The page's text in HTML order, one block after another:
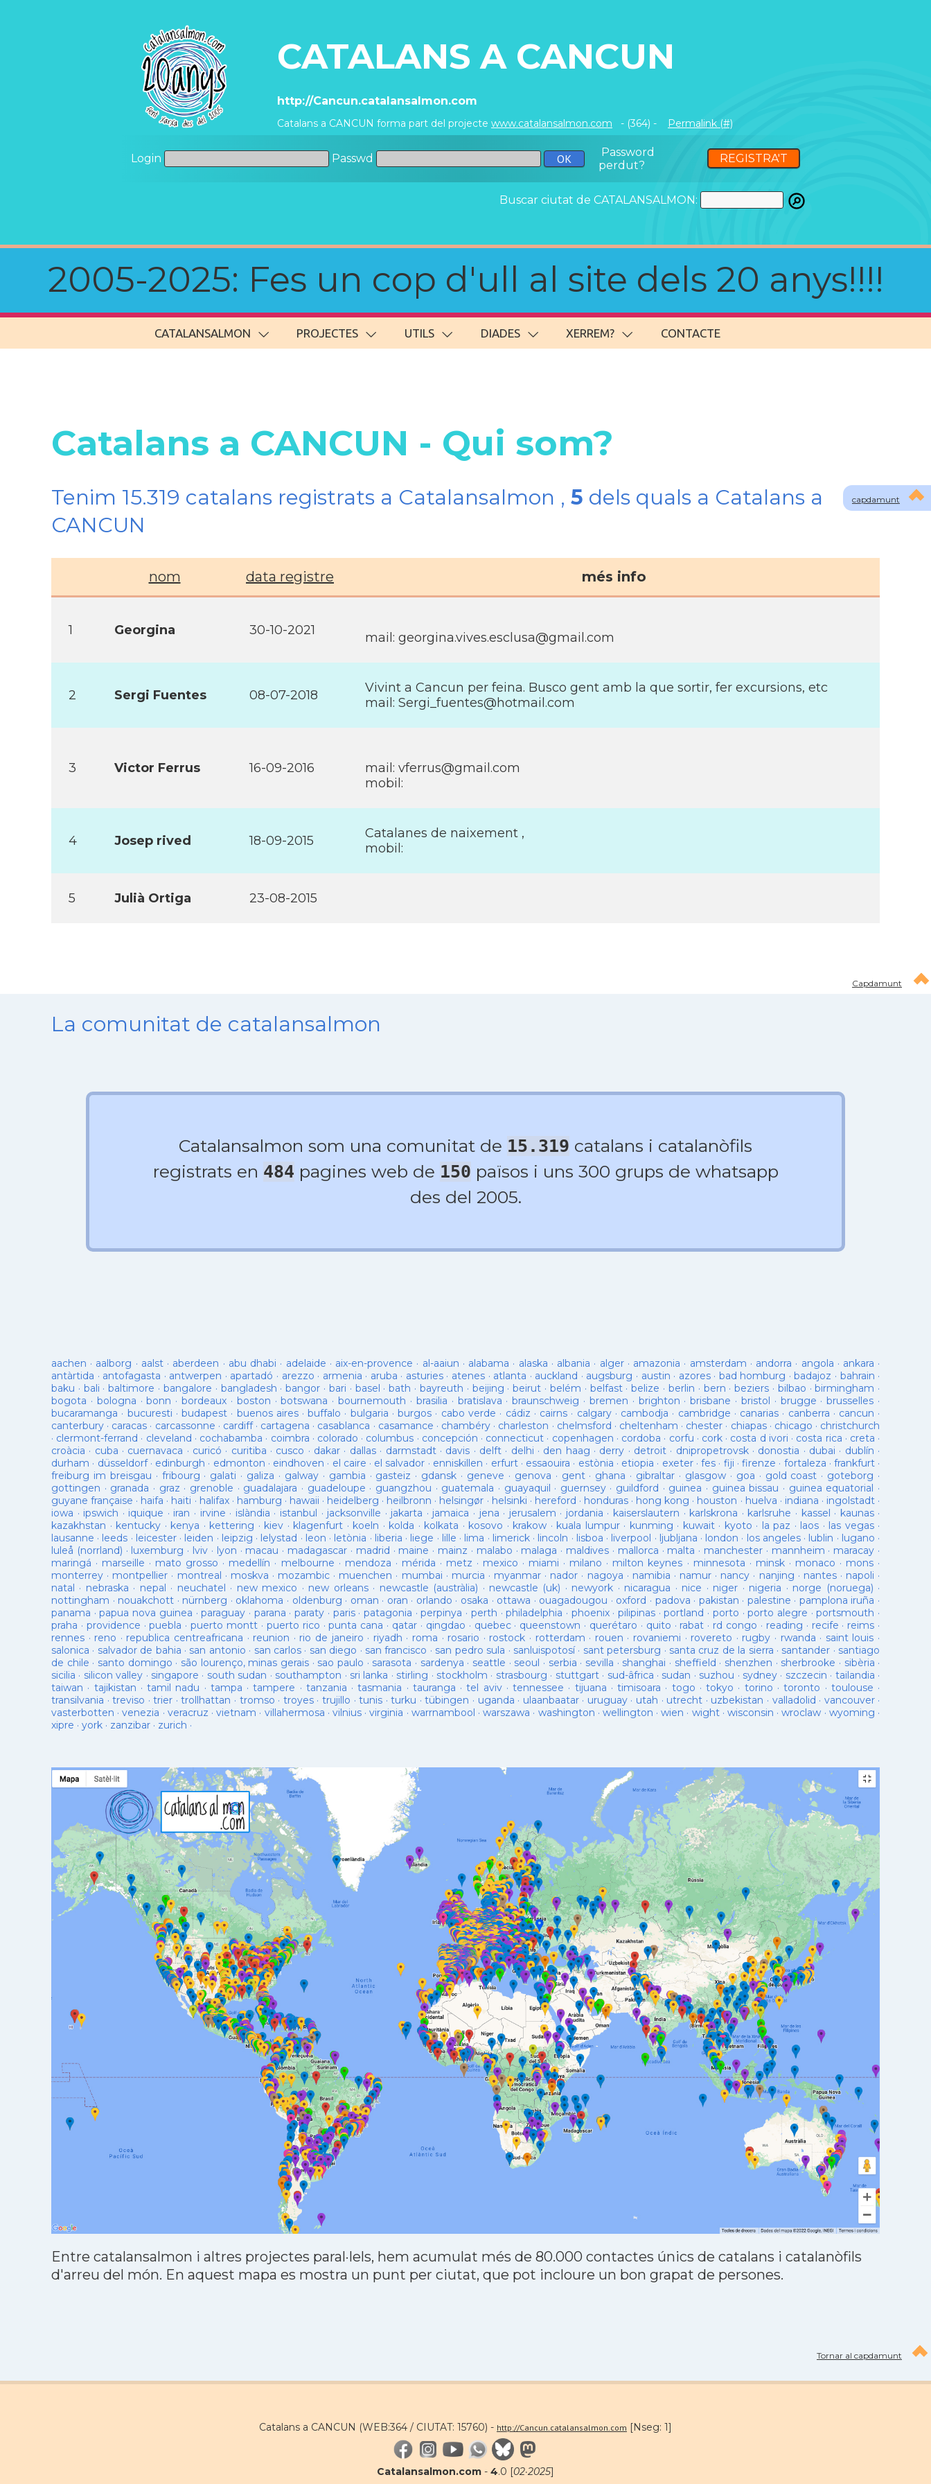
CATALANS A CANCUN
http://Cancun.catalansalmon.com
Catalans a CANCUN forma part del projecte www.catalansalmon.com - (364) - Permalink (#)
Login Passwd
Password
perdut?
REGISTRA'T
Buscar ciutat de CATALANSALMON:
2005-2025: Fes un cop d'ull al site dels 20 anys!!!!
CATALANSALMON PROJECTES UTILS DIADES XERREM? CONTACTE
capdamunt
Catalans a CANCUN - Qui som?
Tenim 15.319 catalans registrats a Catalansalmon , 5 dels quals a Catalans a
CANCUN
nom data registre més info
1 Georgina 30-10-2021 mail: georgina.vives.esclusa@gmail.com
2 Sergi Fuentes 08-07-2018
Vivint a Cancun per feina. Busco gent amb la que sortir, fer excursions, etc
mail: Sergi_fuentes@hotmail.com
3 Victor Ferrus 16-09-2016
mail: vferrus@gmail.com
mobil:
4 Josep rived 18-09-2015
Catalanes de naixement ,
mobil:
5 Julià Ortiga 23-08-2015
Capdamunt
La comunitat de catalansalmon
Catalansalmon som una comunitat de 15.319 catalans i catalanòfils
registrats en 484 pagines web de 150 països i uns 300 grups de whatsapp
des del 2005.
aachen · aalborg · aalst· aberdeen · abu dhabi · adelaide · aix-en-provence · al-aaiun · alabama · alaska · albania · alger· amazonia · amsterdam · andorra · angola · ankara ·
antàrtida · antofagasta · antwerpen · apartadó · arezzo · armenia · aruba · asturies· atenes · atlanta · auckland · augsburg · austin · azores· bad homburg ·badajoz · bahrain ·
baku · bali ·baltimore · bangalore · bangladesh ·bangor · bari · basel ·bath · bayreuth · beijing ·beirut · belém · belfast·belize · berlin · bern ·beziers · bilbao ·birmingham ·
bogota · bologna ·bonn ·bordeaux · boston ·botswana ·bournemouth · brasilia · bratislava ·braunschweig · bremen · brighton ·brisbane · bristol · brugge ·brusselles ·
bucaramanga · bucuresti · budapest · buenos aires·buffalo · bulgaria ·burgos · cabo verde · cádiz · cairns · calgary· cambodja · cambridge · canarias · canberra · cancun ·
canterbury · caracas · carcassonne · cardiff· cartagena · casablanca · casamance · chambéry · charleston · chelmsford · cheltenham · chester · chiapas· chicago · christchurch
· clermont-ferrand · cleveland · cochabamba · coimbra · colorado · columbus · concepción · connecticut · copenhagen · cordoba · corfu · cork · costa d ivori · costa rica · creta ·
croàcia · cuba · cuernavaca · curicó · curitiba · cusco · dakar · dallas· darmstadt· davis · delft· delhi · den haag · derry · detroit· dnipropetrovsk· donostia · dubai · dublín ·
durham · düsseldorf· edinburgh · edmonton · eindhoven · el caire · el salvador · enniskillen · erfurt· essaouira · estònia · etiopia · exeter· fes · fiji · firenze · fortaleza · frankfurt ·
freiburg im breisgau · fribourg · galati · galiza · galway· gambia · gasteiz · gdansk · geneve · genova · gent· ghana · gibraltar · glasgow· goa · gold coast · goteborg ·
gottingen · granada · graz · grenoble · guadalajara · guadeloupe · guangzhou · guatemala · guayaquil · guernsey· guildford · guinea · guinea bissau · guinea equatorial ·
guyane française · haifa · haiti · halifax· hamburg · hawaii · heidelberg · heilbronn · helsingør · helsinki · hereford · honduras· hong kong · houston · huelva · indiana · ingolstadt·
iowa · ipswich · iquique · iran · irvine · islàndia · istanbul · jacksonville · jakarta · jamaica · jena · jerusalem · jordania · kaiserslautern · karlskrona · karlsruhe · kassel · kaunas·
kazakhstan · kentucky · kenya · kettering · kiev · klagenfurt · koeln · kolda · kolkata · kosovo · krakow · kuala lumpur· kunming · kuwait· kyoto · la paz · laos · las vegas·
lausanne · leeds · leicester· leiden · leipzig · lelystad · leon · letònia · liberia · liege · lille · lima · limerick· lincoln · lisboa · liverpool · ljubljana · london · los angeles· lublin · lugano ·
luleå (norrland) · luxemburg · lviv · lyon · macau · madagascar · madrid · maine · mainz · malabo · malaga · maldives · mallorca · malta · manchester · mannheim · maracay ·
maringá · marseille · mato grosso · medellín · melbourne · mendoza · mérida · metz · mexico · miami · milano · milton keynes · minnesota · minsk· monaco · mons ·
monterrey · montpellier · montreal · moskva · mozambic · muenchen · mumbai · murcia · myanmar · nador · nagoya · namibia · namur · nancy · nanjing · nantes· napoli ·
natal · nebraska · nepal · neuchatel · new mexico · new orleans· newcastle (austràlia) · newcastle (uk) · newyork · nicaragua · nice · niger · nigeria · norge (noruega) ·
nottingham · nouakchott · nürnberg · oklahoma · oldenburg · oman · oran · orlando · osaka · ottawa · ouagadougou · oxford · padova · pakistan · palestine · pamplona iruña ·
panama ·papua nova guinea ·paraguay · parana ·paraty · paris· patagonia ·perpinya · perth ·philadelphia · phoenix·pilipinas ·portland · porto ·porto alegre ·portsmouth ·
praha · providence ·puebla ·puerto montt · puerto rico ·punta cana · qatar · qingdao · quebec· queenstown · querétaro · quito · rabat · rd congo · reading · recife · reims ·
rennes · reno · republica centreafricana · reunion · rio de janeiro · riyadh · roma · rosario · rostock · rotterdam · rouen · rovaniemi · rovereto · rugby · rwanda · saint louis ·
salonica · salvador de bahia · san antonio · san carlos · san diego · san francisco · san pedro sula · sanluispotosí· sant petersburg · santa cruz de la sierra · santander · santiago
de chile · santo domingo · são lourenço, minas gerais· sao paulo · sarasota · sardenya · seattle · seoul · serbia · sevilla · shanghai · sheffield · shenzhen · sherbrooke · sibèria ·
sicilia · silicon valley · singapore · south sudan · southampton · sri lanka · stirling · stockholm · strasbourg · stuttgart· sud-âfrica · sudan · suzhou · sydney · szczecin · tailandia ·
taiwan · tajikistan ·tamil nadu · tampa ·tampere · tanzania ·tasmania · tauranga ·tel aviv·tennessee · tijuana ·timisoara · togo ·tokyo · torino ·toronto · toulouse ·
transilvania ·treviso ·trier ·trollhattan · tromso · troyes· trujillo ·tunis ·turku ·tübingen · uganda · ulaanbaatar· uruguay· utah · utrecht · uzbekistan · valladolid · vancouver·
vasterbotten ·venezia · veracruz ·vietnam · villahermosa · vilnius·virginia · warrnambool ·warszawa · washington · wellington ·wien · wight·wisconsin ·wroclaw · wyoming ·
xipre · york · zanzibar · zurich ·
Entre catalansalmon i altres projectes paral·lels, hem acumulat més de 80.000 contactes únics de catalans i catalanòfils
d'arreu del món. En aquest mapa es mostra un punt per ciutat, que pot incloure un bon grapat de persones.
Tornar al capdamunt
Catalans a CANCUN (WEB:364 / CIUTAT: 15760) - http://Cancun.catalansalmon.com [Nseg: 1]
Catalansalmon.com - 4.0 [02·2025]